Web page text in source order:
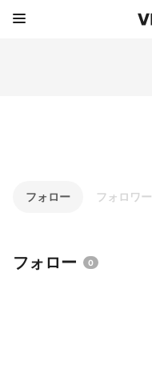
フォロー フォロワー
フォロー 0